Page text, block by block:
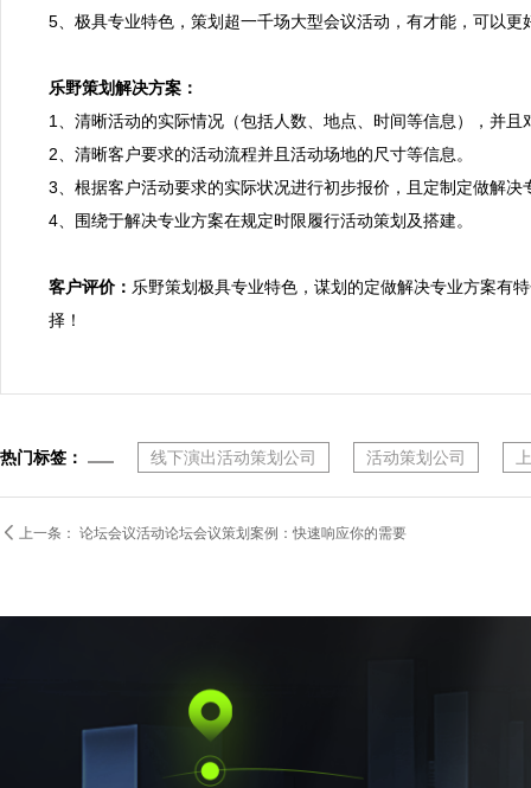
5、极具专业特色，策划超一千场大型会议活动，有才能，可以更
乐野策划解决方案：
1、清晰活动的实际情况（包括人数、地点、时间等信息），并且
2、清晰客户要求的活动流程并且活动场地的尺寸等信息。
3、根据客户活动要求的实际状况进行初步报价，且定制定做解决
4、围绕于解决专业方案在规定时限履行活动策划及搭建。
客户评价： 乐野策划极具专业特色，谋划的定做解决专业方案有
择！
热门标签： 线下演出活动策划公司 活动策划公司
 上一条： 论坛会议活动论坛会议策划案例：快速响应你的需要